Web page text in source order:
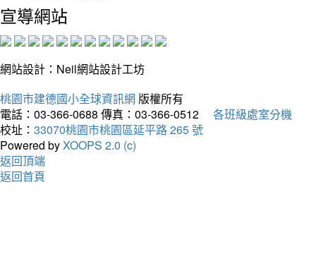
宣導網站
網站設計：Neil網站設計工坊
桃園市建德國小全球資訊網 版權所有
電話：03-366-0688 傳真：03-366-0512
各班級處室分機
校址： 33070桃園市桃園區延平路 265 號
Powered byXOOPS 2.0 (c)
返回頂端
返回首頁